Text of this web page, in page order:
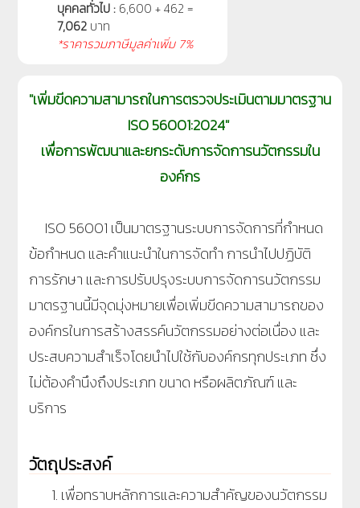
บุคคลทั่วไป : 6,600 + 462 =
7,062 บาท
*ราคารวมภาษีมูลค่าเพิ่ม 7%
"เพิ่มขีดความสามารถในการตรวจประเมินตามมาตรฐาน
ISO 56001:2024"
เพื่อการพัฒนาและยกระดับการจัดการนวัตกรรมใน
องค์กร
ISO 56001 เป็นมาตรฐานระบบการจัดการที่กำหนด
ข้อกำหนด และคำแนะนำในการจัดทำ การนำไปปฏิบัติ
การรักษา และการปรับปรุงระบบการจัดการนวัตกรรม
มาตรฐานนี้มีจุดมุ่งหมายเพื่อเพิ่มขีดความสามารถของ
องค์กรในการสร้างสรรค์นวัตกรรมอย่างต่อเนื่อง และ
ประสบความสำเร็จโดยนำไปใช้กับองค์กรทุกประเภท ซึ่ง
ไม่ต้องคำนึงถึงประเภท ขนาด หรือผลิตภัณฑ์ และ
บริการ
วัตถุประสงค์
เพื่อทราบหลักการและความสำคัญของนวัตกรรม